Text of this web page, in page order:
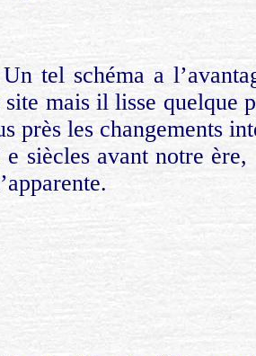
Un tel schéma a
site mais il lisse quelque
près les changements
siècles avant notre ère,